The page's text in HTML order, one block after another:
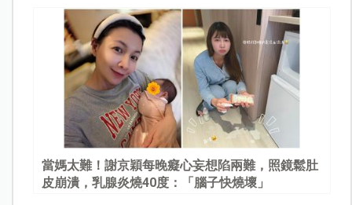
當媽太難！謝京穎每晚癡心妄想陷兩難，照鏡鬆肚
皮崩潰，乳腺炎燒40度：「腦子快燒壞」